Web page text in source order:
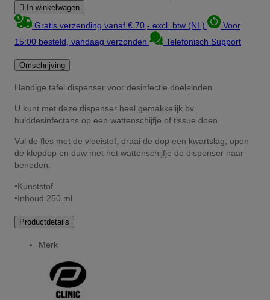
 In winkelwagen
Gratis verzending vanaf € 70,- excl. btw (NL)
Voor
15:00 besteld, vandaag verzonden
Telefonisch Support
Omschrijving
Handige tafel dispenser voor desinfectie doeleinden
U kunt met deze dispenser heel gemakkelijk bv.
huiddesinfectans op een wattenschijfje of tissue doen.
Vul de fles met de vloeistof, draai de dop een kwartslag, open
de klepdop en duw met het wattenschijfje de dispenser naar
beneden.
•Kunststof
•Inhoud 250 ml
Productdetails
Merk